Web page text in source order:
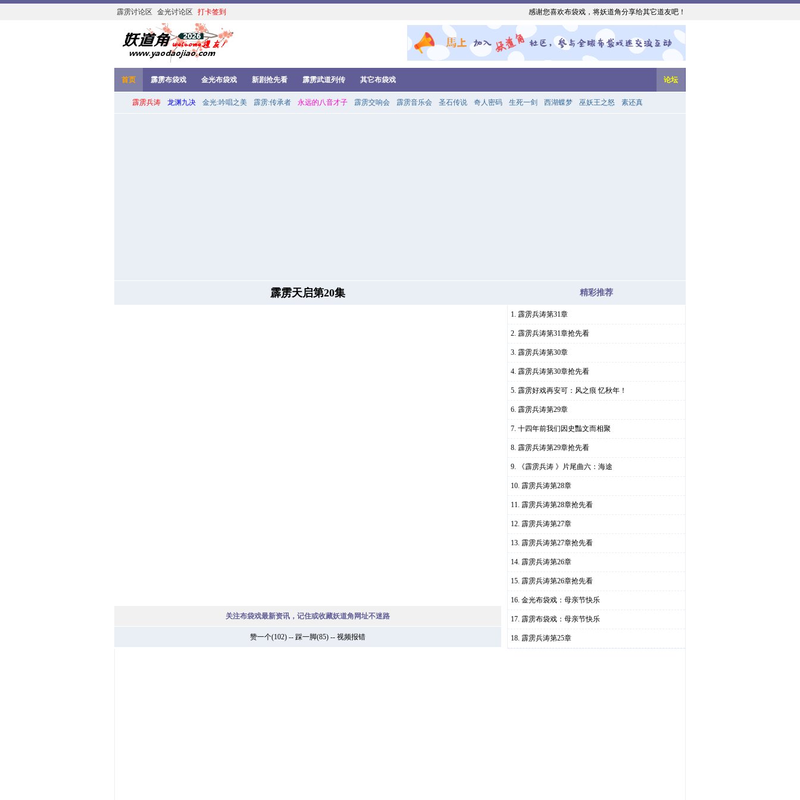
霹雳讨论区 金光讨论区 打卡签到 感谢您喜欢布袋戏，将妖道角分享给其它道友吧！
首页 霹雳布袋戏 金光布袋戏 新剧抢先看 霹雳武道列传 其它布袋戏 论坛
霹雳兵涛 龙渊九决 金光:吟唱之美 霹雳:传承者 永远的八音才子 霹雳交响会 霹雳音乐会 圣石传说 奇人密码 生死一剑 西湖蝶梦 巫妖王之怒 素还真
霹雳天启第20集 精彩推荐
关注布袋戏最新资讯，记住或收藏妖道角网址不迷路
赞一个(102) -- 踩一脚(85) -- 视频报错
霹雳兵涛第31章
霹雳兵涛第31章抢先看
霹雳兵涛第30章
霹雳兵涛第30章抢先看
霹雳好戏再安可：风之痕 忆秋年！
霹雳兵涛第29章
十四年前我们因史豔文而相聚
霹雳兵涛第29章抢先看
《霹雳兵涛 》片尾曲六：海途
霹雳兵涛第28章
霹雳兵涛第28章抢先看
霹雳兵涛第27章
霹雳兵涛第27章抢先看
霹雳兵涛第26章
霹雳兵涛第26章抢先看
金光布袋戏：母亲节快乐
霹雳布袋戏：母亲节快乐
霹雳兵涛第25章